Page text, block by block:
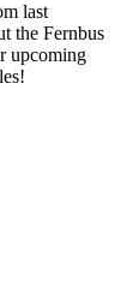
last
the Fernbus
upcoming